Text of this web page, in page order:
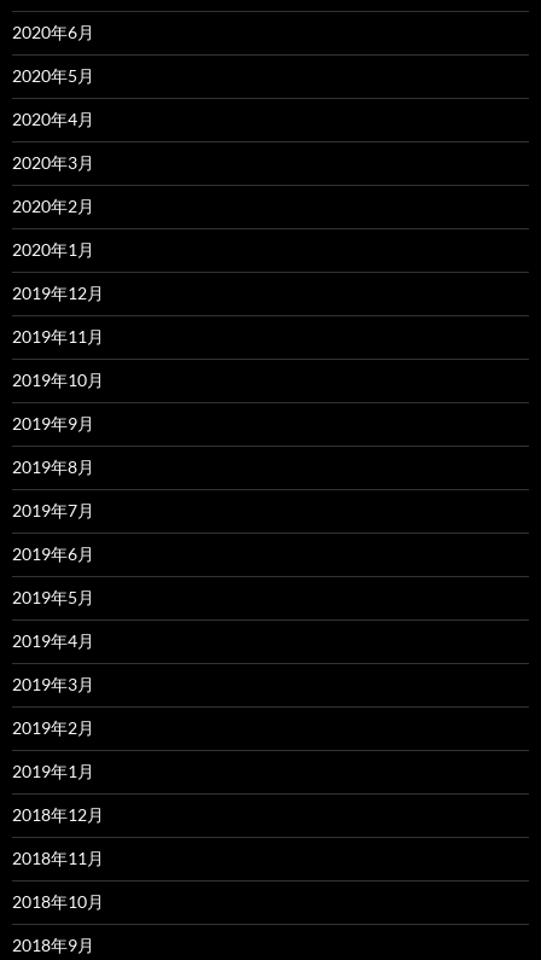
2020年6月
2020年5月
2020年4月
2020年3月
2020年2月
2020年1月
2019年12月
2019年11月
2019年10月
2019年9月
2019年8月
2019年7月
2019年6月
2019年5月
2019年4月
2019年3月
2019年2月
2019年1月
2018年12月
2018年11月
2018年10月
2018年9月